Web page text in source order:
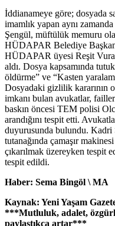
İddianameye göre; dosyada
imamlık yapan aynı
Şengül, müftülük memuru
HÜDAPAR Belediye
HÜDAPAR üyesi Reşit
aldı. Dosya kapsamında
öldürme” ve “Kasten
Dosyadaki gizlilik kararının
imkanı bulan avukatlar,
baskın öncesi TEM polisi
arandığını tespit etti.
duyurusunda bulundu. Kadri
tutanağında çamaşır
çıkarılmak üzereyken tespit
tespit edildi.
Haber: Sema Bingöl \ MA
Kaynak: Yeni Yaşam
***Mutluluk, adalet,
paylaştıkça artar***